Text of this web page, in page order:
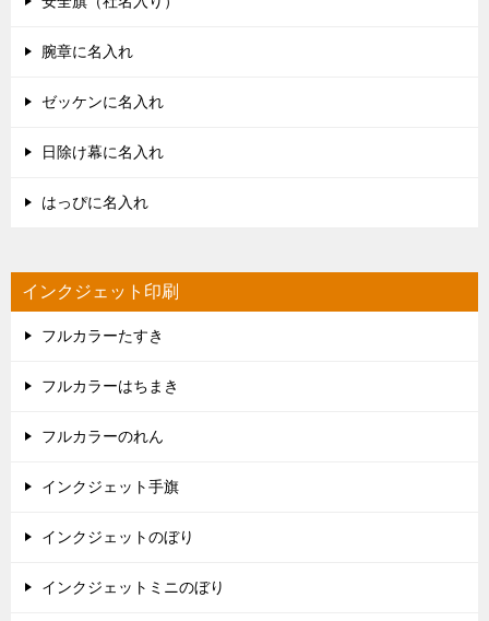
腕章に名入れ
ゼッケンに名入れ
日除け幕に名入れ
はっぴに名入れ
インクジェット印刷
フルカラーたすき
フルカラーはちまき
フルカラーのれん
インクジェット手旗
インクジェットのぼり
インクジェットミニのぼり